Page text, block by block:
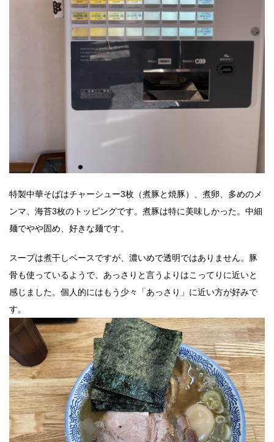
特製中華そばはチャーシュー3枚（煮豚と焼豚）、煮卵、多めのメ
ンマ、海苔3枚のトッピングです。煮豚は特に美味しかった。中細
麺でやや固め、好きな麺です。
スープは煮干しベースですが、濃いめで透明ではありません。豚
骨も使っているようで、あっさりと言うよりはこってりに近いと
感じました。個人的にはもう少々「あっさり」に近い方が好みで
す。